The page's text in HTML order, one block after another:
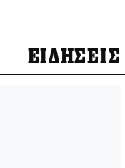
ΕΙΔΗΣΕΙΣ